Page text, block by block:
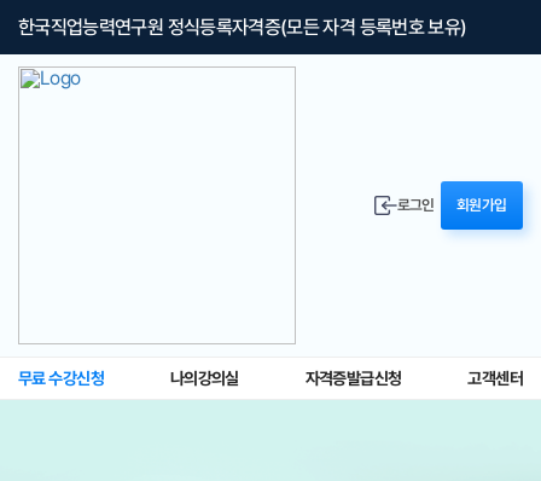
한국직업능력연구원 정식등록자격증(모든 자격 등록번호 보유)
로그인 회원가입
무료 수강신청 나의강의실 자격증발급신청 고객센터